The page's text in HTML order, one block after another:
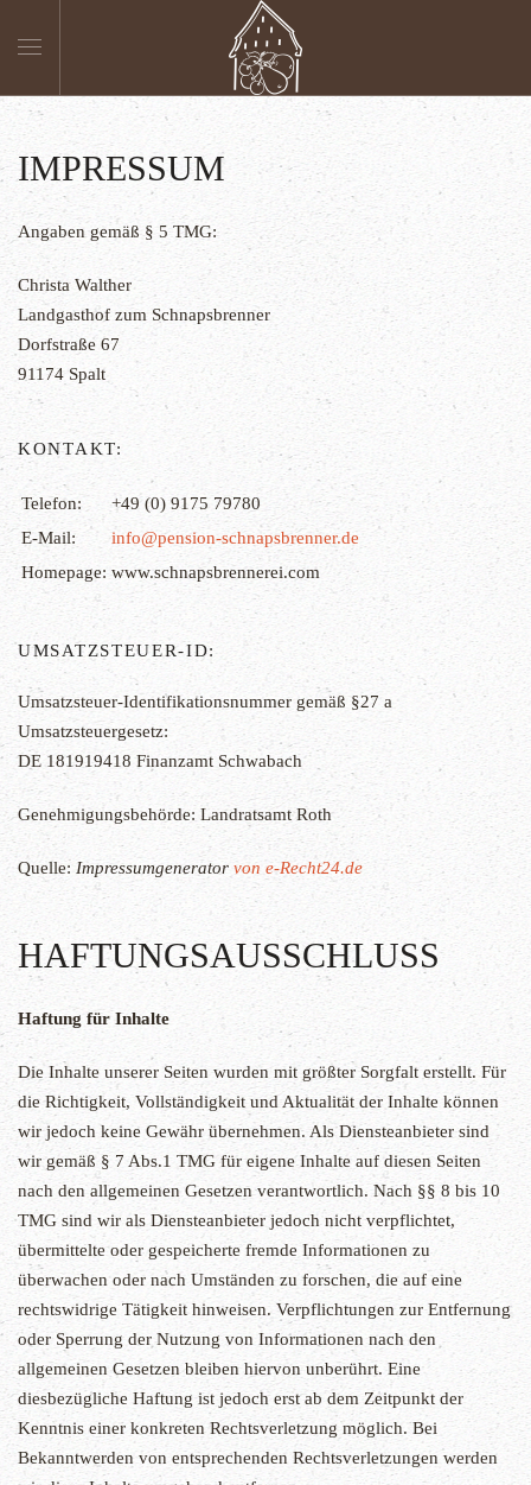
IMPRESSUM
Angaben gemäß § 5 TMG:
Christa Walther
Landgasthof zum Schnapsbrenner
Dorfstraße 67
91174 Spalt
KONTAKT:
Telefon:
+49 (0) 9175 79780
E-Mail:
info@pension-schnapsbrenner.de
Homepage: www.schnapsbrennerei.com
UMSATZSTEUER-ID:
Umsatzsteuer-Identifikationsnummer gemäß §27 a
Umsatzsteuergesetz:
DE 181919418 Finanzamt Schwabach
Genehmigungsbehörde: Landratsamt Roth
Quelle: Impressumgenerator von e-Recht24.de
HAFTUNGSAUSSCHLUSS
Haftung für Inhalte
Die Inhalte unserer Seiten wurden mit größter Sorgfalt erstellt. Für
die Richtigkeit, Vollständigkeit und Aktualität der Inhalte können
wir jedoch keine Gewähr übernehmen. Als Diensteanbieter sind
wir gemäß § 7 Abs.1 TMG für eigene Inhalte auf diesen Seiten
nach den allgemeinen Gesetzen verantwortlich. Nach §§ 8 bis 10
TMG sind wir als Diensteanbieter jedoch nicht verpflichtet,
übermittelte oder gespeicherte fremde Informationen zu
überwachen oder nach Umständen zu forschen, die auf eine
rechtswidrige Tätigkeit hinweisen. Verpflichtungen zur Entfernung
oder Sperrung der Nutzung von Informationen nach den
allgemeinen Gesetzen bleiben hiervon unberührt. Eine
diesbezügliche Haftung ist jedoch erst ab dem Zeitpunkt der
Kenntnis einer konkreten Rechtsverletzung möglich. Bei
Bekanntwerden von entsprechenden Rechtsverletzungen werden